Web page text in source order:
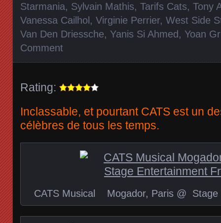
Starmania, Sylvain Mathis, Tarifs Cats, Tony
Vanessa Cailhol, Virginie Perrier, West Side
Van Den Driessche, Yanis Si Ahmed, Yoan
Comment
Rating:
Inclassable, et pourtant CATS est un
célèbres de tous les temps.
CATS Musical Mogador, Paris @ Stage